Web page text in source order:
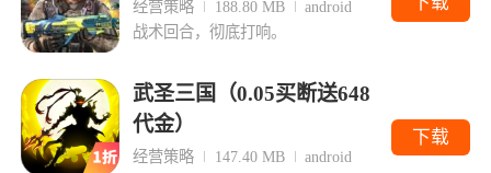
经营策略 188.80 MB
android
战术回合，彻底打响。
武圣三国（0.05买断送648
代金）
经营策略 147.40 MB
android
下载